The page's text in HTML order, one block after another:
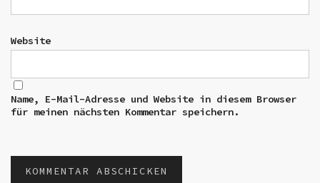
Website
Name, E-Mail-Adresse und Website in diesem Browser
für meinen nächsten Kommentar speichern.